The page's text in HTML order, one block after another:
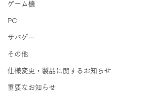
ゲーム機
PC
サバゲー
その他
仕様変更・製品に関するお知らせ
重要なお知らせ